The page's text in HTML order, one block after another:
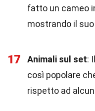
fatto un cameo
mostrando il
17 Animali sul set:
così popolare
rispetto ad